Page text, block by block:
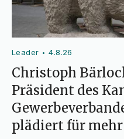
Leader •4.8.26
Christoph
Präsident des
plädiert für